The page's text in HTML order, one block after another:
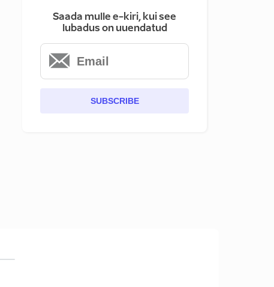
Saada mulle e-kiri, kui see
lubadus on uuendatud
SUBSCRIBE